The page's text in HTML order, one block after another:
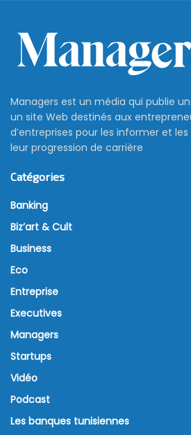
Managers est un média qui publie
un site Web destinés aux
d’entreprises pour les informer et
leur progression de carrière
Catégories
Banking
Biz’art & Cult
Business
Eco
Entreprise
Executives
Managers
Startups
Vidéo
Podcast
Les banques tunisiennes